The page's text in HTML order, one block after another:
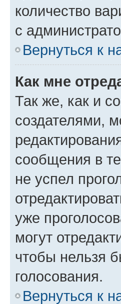
количество
с
Вернуться к
Как мне
Так же, как и
создателями,
сообщения в
не успел
уже
могут
чтобы нельзя
голосования.
Вернуться к